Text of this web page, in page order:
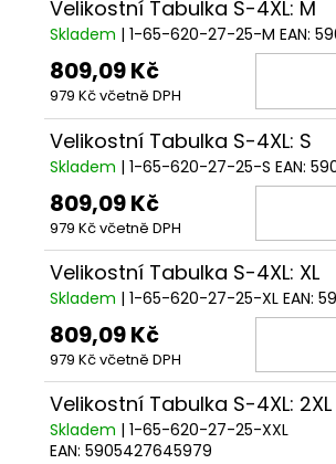
Velikostní Tabulka S-4XL: M
Skladem | 1-65-620-27-25-M EAN:
809,09 Kč
979 Kč včetně DPH
Velikostní Tabulka S-4XL: S
Skladem | 1-65-620-27-25-S EAN:
809,09 Kč
979 Kč včetně DPH
Velikostní Tabulka S-4XL: XL
Skladem | 1-65-620-27-25-XL EAN:
809,09 Kč
979 Kč včetně DPH
Velikostní Tabulka S-4XL: 2XL
Skladem | 1-65-620-27-25-XXL
EAN: 5905427645979